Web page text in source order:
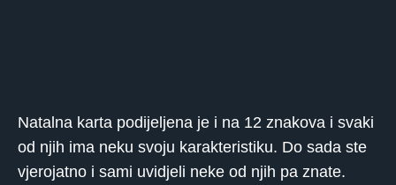
Natalna karta podijeljena je i na 12 znakova i svaki
od njih ima neku svoju karakteristiku. Do sada ste
vjerojatno i sami uvidjeli neke od njih pa znate.